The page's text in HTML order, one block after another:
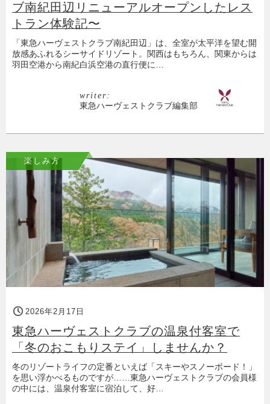
ブ南紀田辺リニューアルオープンしたレス
トラン体験記〜
「東急ハーヴェストクラブ南紀田辺」は、全室が太平洋を望む開
放感あふれるシーサイドリゾート。関西はもちろん、関東からは
羽田空港から南紀白浜空港の直行便に…
writer:
東急ハーヴェストクラブ編集部
楽しみ方
2026年2月17日
東急ハーヴェストクラブの温泉付客室で
「冬のおこもりステイ」しませんか？
冬のリゾートライフの定番といえば「スキーやスノーボード！」
を思い浮かべるものですが……東急ハーヴェストクラブの会員様
の中には、温泉付客室に宿泊して、好…